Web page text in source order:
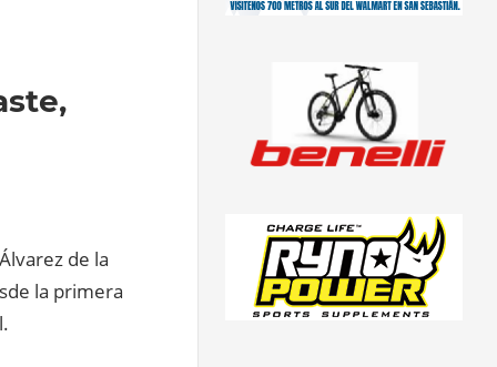
de la
la primera